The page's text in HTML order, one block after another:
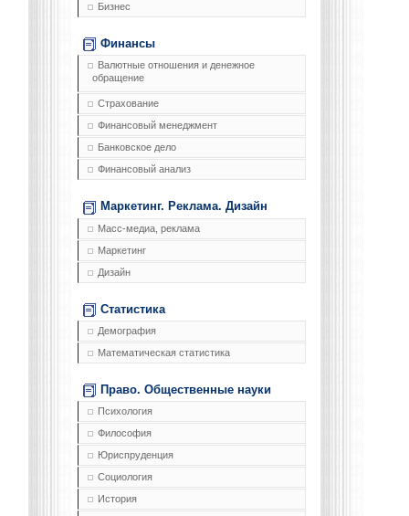
Бизнес
Финансы
Валютные отношения и денежное
обращение
Страхование
Финансовый менеджмент
Банковское дело
Финансовый анализ
Маркетинг. Реклама. Дизайн
Масс-медиа, реклама
Маркетинг
Дизайн
Статистика
Демография
Математическая статистика
Право. Общественные науки
Психология
Философия
Юриспруденция
Социология
История